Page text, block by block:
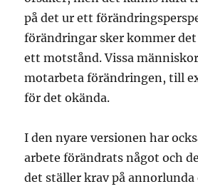
på det ur ett
förändringar sker kommer
ett motstånd. Vissa
motarbeta förändringen, till
för det okända.
I den nyare versionen har
arbete förändrats något och
det ställer krav på